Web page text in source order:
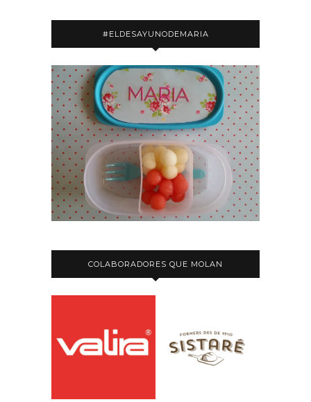
#ELDESAYUNODEMARIA
COLABORADORES QUE MOLAN